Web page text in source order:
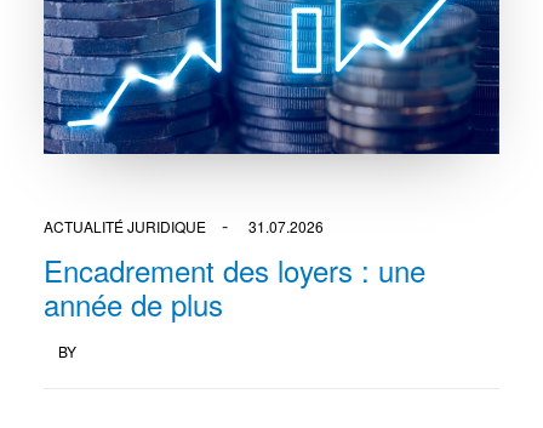
ACTUALITÉ JURIDIQUE 31.07.2026
Encadrement des loyers : une
année de plus
BY